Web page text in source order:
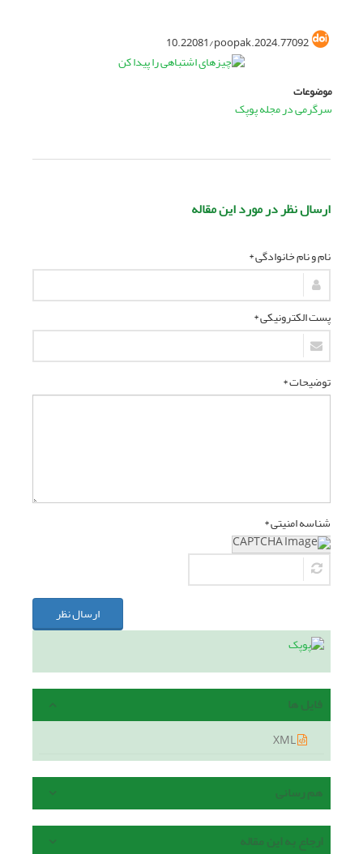
10.22081/poopak.2024.77092
موضوعات
سرگرمی در مجله پوپک
ارسال نظر در مورد این مقاله
نام و نام خانوادگی *
پست الکترونیکی *
توضیحات *
شناسه امنیتی *
ارسال نظر
فایل ها
هم رسانی
ارجاع به این مقاله